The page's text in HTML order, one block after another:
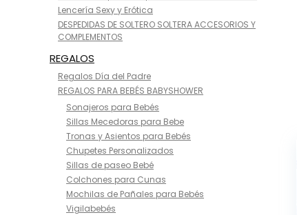
Lencería Sexy y Erótica
DESPEDIDAS DE SOLTERO SOLTERA ACCESORIOS Y
COMPLEMENTOS
REGALOS
Regalos Día del Padre
REGALOS PARA BEBÉS BABYSHOWER
Sonajeros para Bebés
Sillas Mecedoras para Bebe
Tronas y Asientos para Bebés
Chupetes Personalizados
Sillas de paseo Bebé
Colchones para Cunas
Mochilas de Pañales para Bebés
Vigilabebés